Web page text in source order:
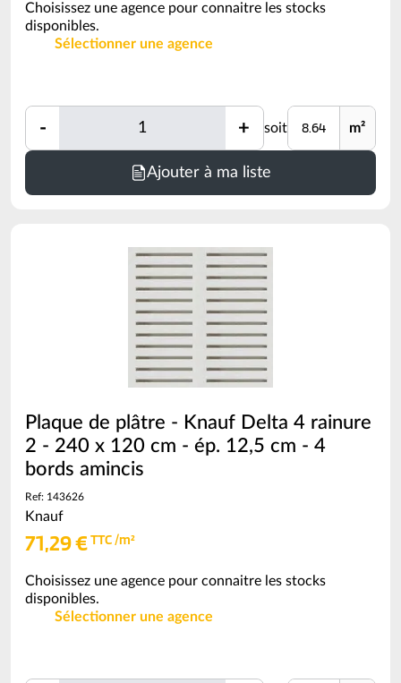
Choisissez une agence pour connaitre les stocks
disponibles.
Sélectionner une agence
- Quantité + soit Unité m²
Ajouter à ma liste
Minimum
conditionnement)
Plaque de plâtre - Knauf Delta 4 rainure
2 - 240 x 120 cm - ép. 12,5 cm - 4
bords amincis
Ref: 143626
Knauf
71,29 €TTC /m²
Choisissez une agence pour connaitre les stocks
disponibles.
Sélectionner une agence